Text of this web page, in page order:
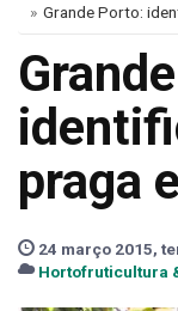
Grande Porto:
praga
24 março 2015,
Hortofruticultura